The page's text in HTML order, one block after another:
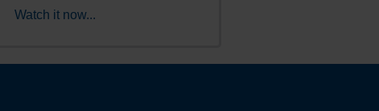
Watch it now...